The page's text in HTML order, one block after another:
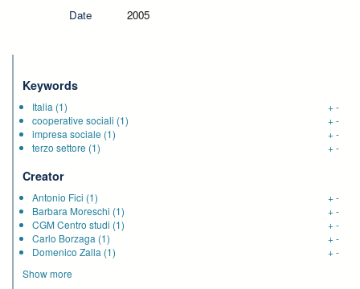
Date
2005
Keywords
Italia (1) +-
cooperative sociali (1) +-
impresa sociale (1) +-
terzo settore (1) +-
Creator
Antonio Fici (1) +-
Barbara Moreschi (1) +-
CGM Centro studi (1) +-
Carlo Borzaga (1) +-
Domenico Zalla (1) +-
Show more